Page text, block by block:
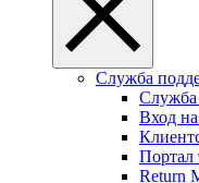
Служба
Служба
Вход
Портал
Return